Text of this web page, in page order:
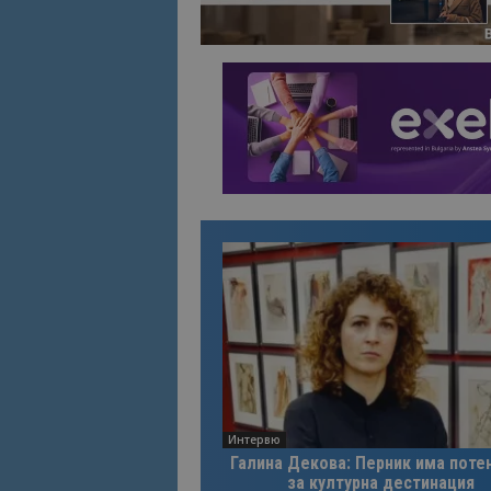
Интервю
Галина Декова: Перник има
за културна дестинация
_ga_B09EBBY8PY
_ga_WXPDN4HSCV
_ga_FK650GXHRZ
_ga
Име